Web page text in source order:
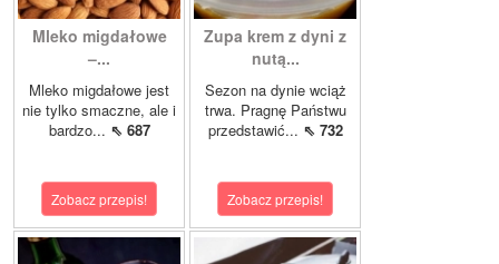
Mleko migdałowe
–...
Mleko migdałowe jest
nie tylko smaczne, ale i
bardzo... ⇖ 687
Zobacz przepis!
Zupa krem z dyni z
nutą...
Sezon na dynie wciąż
trwa. Pragnę Państwu
przedstawić... ⇖ 732
Zobacz przepis!